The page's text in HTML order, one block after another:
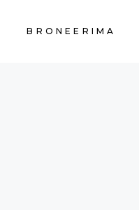
BRONEERIMA